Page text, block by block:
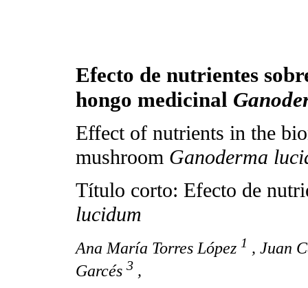
Efecto de nutrientes
hongo medicinal
Effect of nutrients in the
mushroom Ganoderma
Título corto: Efecto de
lucidum
Ana María Torres López 1 , Juan
Garcés 3 ,